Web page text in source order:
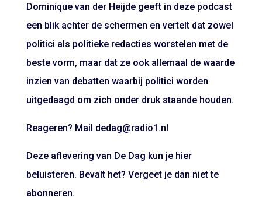
Dominique van der Heijde geeft in deze podcast
een blik achter de schermen en vertelt dat zowel
politici als politieke redacties worstelen met de
beste vorm, maar dat ze ook allemaal de waarde
inzien van debatten waarbij politici worden
uitgedaagd om zich onder druk staande houden.
Reageren? Mail dedag@radio1.nl
Deze aflevering van De Dag kun je hier
beluisteren. Bevalt het? Vergeet je dan niet te
abonneren.